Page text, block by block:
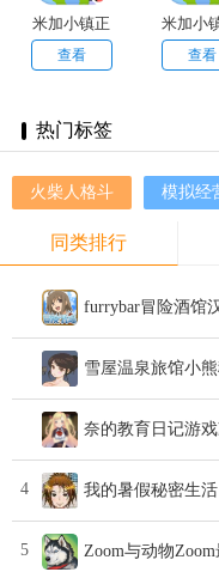
米加小镇正
版无广告
查看
米加小
界(最新
查看
热门标签
火柴人格斗 模拟经
同类排行
furrybar冒险酒馆
雪屋温泉旅馆小
奈的教育日记游
4 我的暑假秘密生活
5 Zoom与动物